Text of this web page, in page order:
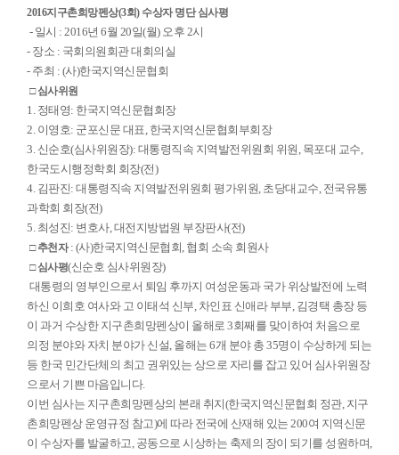
2016지구촌희망펜상(3회) 수상자 명단 심사평
- 일시 : 2016년 6월 20일(월) 오후 2시
- 장소 : 국회의원회관 대회의실
- 주최 : (사)한국지역신문협회
□ 심사위원
1. 정태영: 한국지역신문협회장
2. 이영호: 군포신문 대표, 한국지역신문협회부회장
3. 신순호(심사위원장): 대통령직속 지역발전위원회 위원, 목포대 교수,
한국도시행정학회 회장(전)
4. 김판진: 대통령직속 지역발전위원회 평가위원, 초당대교수, 전국유통
과학회 회장(전)
5. 최성진: 변호사, 대전지방법원 부장판사(전)
□ 추천자: (사)한국지역신문협회, 협회 소속 회원사
□ 심사평(신순호 심사위원장)
대통령의 영부인으로서 퇴임 후까지 여성운동과 국가 위상발전에 노력
하신 이희호 여사와 고 이태석 신부, 차인표 신애라 부부, 김경택 총장 등
이 과거 수상한 지구촌희망펜상이 올해로 3회째를 맞이하여 처음으로
의정 분야와 자치 분야가 신설, 올해는 6개 분야 총 35명이 수상하게 되는
등 한국 민간단체의 최고 권위있는 상으로 자리를 잡고 있어 심사위원장
으로서 기쁜 마음입니다.
이번 심사는 지구촌희망펜상의 본래 취지(한국지역신문협회 정관, 지구
촌희망펜상 운영규정 참고)에 따라 전국에 산재해 있는 200여 지역신문
이 수상자를 발굴하고, 공동으로 시상하는 축제의 장이 되기를 성원하며,